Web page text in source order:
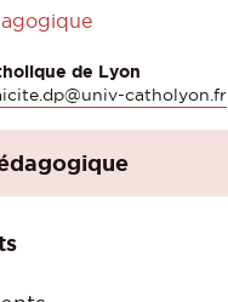
de Lyon
catholyon.fr